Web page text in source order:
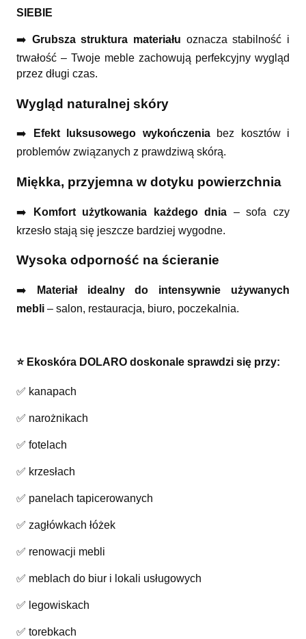
SIEBIE
➡️ Grubsza struktura materiału oznacza stabilność i
trwałość – Twoje meble zachowują perfekcyjny wygląd
przez długi czas.
Wygląd naturalnej skóry
➡️ Efekt luksusowego wykończeniabez kosztów i
problemów związanych z prawdziwą skórą.
Miękka, przyjemna w dotyku powierzchnia
➡️ Komfort użytkowania każdego dnia – sofa czy
krzesło stają się jeszcze bardziej wygodne.
Wysoka odporność na ścieranie
➡️
Materiał idealny do intensywnie używanych
mebli – salon, restauracja, biuro, poczekalnia.
⭐️ Ekoskóra DOLARO doskonale sprawdzi się przy:
✅ kanapach
✅ narożnikach
✅ fotelach
✅ krzesłach
✅ panelach tapicerowanych
✅ zagłówkach łóżek
✅ renowacji mebli
✅ meblach do biur i lokali usługowych
✅ legowiskach
✅ torebkach